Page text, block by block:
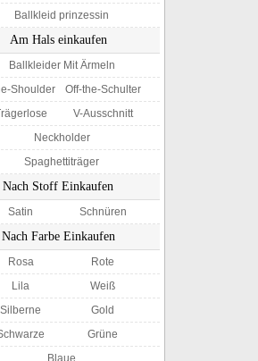
Ballkleid prinzessin
Am Hals einkaufen
Ballkleider Mit Ärmeln
Shoulder
Off-the-Schulter
V-Ausschnitt
Neckholder
Spaghettiträger
Nach Stoff Einkaufen
Satin Schnüren
Nach Farbe Einkaufen
Rosa
Rote
Lila
Weiß
Silberne
Gold
Grüne
Blaue